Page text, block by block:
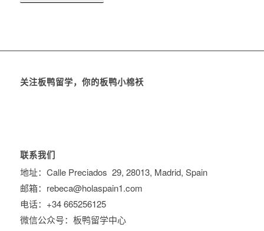
关注板鸭留学，你的板鸭小棉袄
联系我们
地址：Calle Preciados 29, 28013, Madrid, Spain
邮箱：rebeca@holaspain1.com
电话：+34 665256125
微信公众号：板鸭留学中心